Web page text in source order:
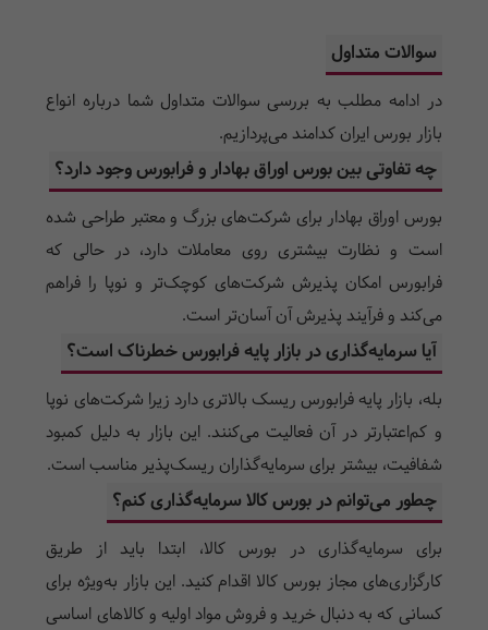
سوالات متداول
در ادامه مطلب به بررسی سوالات متداول شما درباره انواع
بازار بورس ایران کدامند می‌پردازیم.
چه تفاوتی بین بورس اوراق بهادار و فرابورس وجود دارد؟
بورس اوراق بهادار برای شرکت‌های بزرگ و معتبر طراحی شده
است و نظارت بیشتری روی معاملات دارد، در حالی که
فرابورس امکان پذیرش شرکت‌های کوچک‌تر و نوپا را فراهم
می‌کند و فرآیند پذیرش آن آسان‌تر است.
آیا سرمایه‌گذاری در بازار پایه فرابورس خطرناک است؟
بله، بازار پایه فرابورس ریسک بالاتری دارد زیرا شرکت‌های نوپا
و کم‌اعتبارتر در آن فعالیت می‌کنند. این بازار به دلیل کمبود
شفافیت، بیشتر برای سرمایه‌گذاران ریسک‌پذیر مناسب است.
چطور می‌توانم در بورس کالا سرمایه‌گذاری کنم؟
برای سرمایه‌گذاری در بورس کالا، ابتدا باید از طریق
کارگزاری‌های مجاز بورس کالا اقدام کنید. این بازار به‌ویژه برای
کسانی که به دنبال خرید و فروش مواد اولیه و کالاهای اساسی